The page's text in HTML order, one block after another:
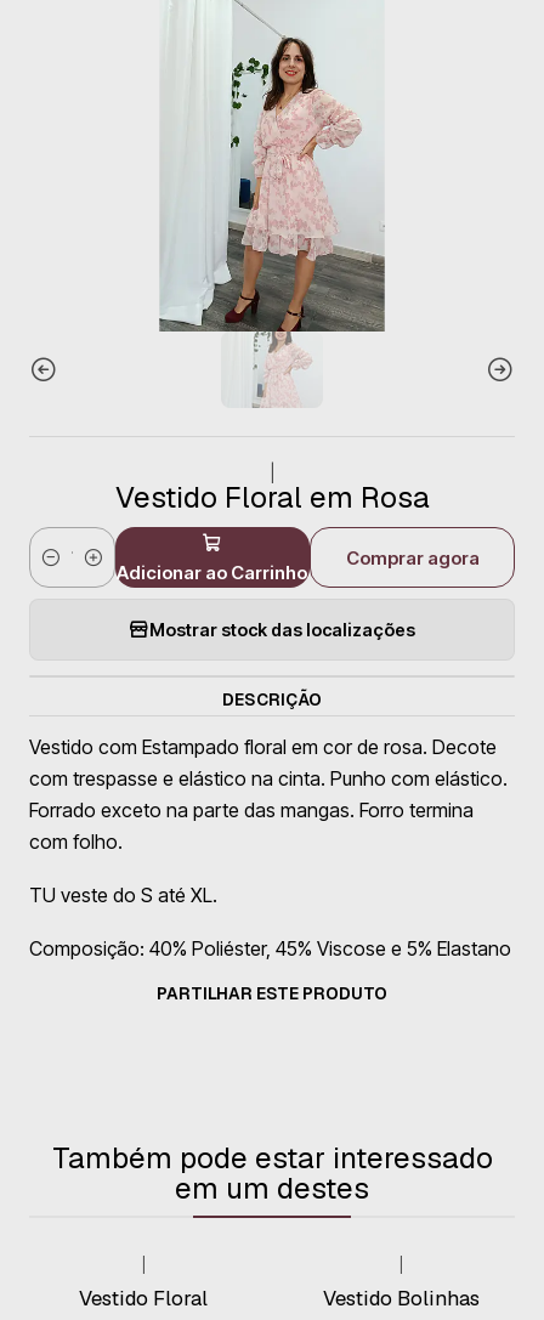
Vestido Floral em Rosa
QuantidadeAdicionar ao Carrinho
Comprar agora
Mostrar stock das localizações
DESCRIÇÃO
Vestido com Estampado floral em cor de rosa. Decote
com trespasse e elástico na cinta. Punho com elástico.
Forrado exceto na parte das mangas. Forro termina
com folho.
TU veste do S até XL.
Composição: 40% Poliéster, 45% Viscose e 5% Elastano
PARTILHAR ESTE PRODUTO
Também pode estar interessado
em um destes
Vestido Floral Vestido Bolinhas